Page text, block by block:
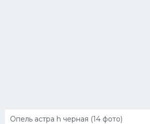
Опель астра h черная (14 фото)